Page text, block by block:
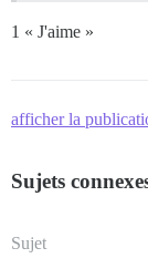
1 « J'aime »
afficher la
Sujets
Sujet